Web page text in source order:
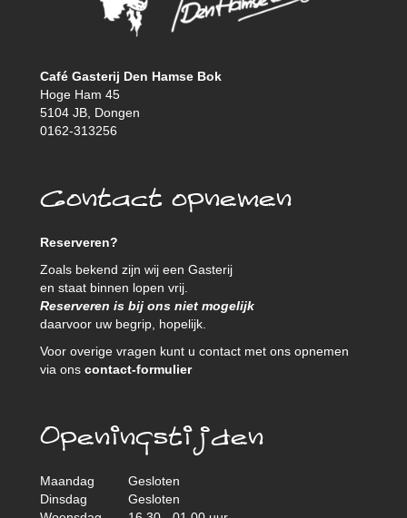
Café Gasterij Den Hamse Bok
Hoge Ham 45
5104 JB, Dongen
0162-313256
Contact opnemen
Reserveren?
Zoals bekend zijn wij een Gasterij
en staat binnen lopen vrij.
Reserveren is bij ons niet mogelijk
daarvoor uw begrip, hopelijk.
Voor overige vragen kunt u contact met ons opnemen
via ons contact-formulier
Openingstijden
Maandag
Gesloten
Dinsdag
Gesloten